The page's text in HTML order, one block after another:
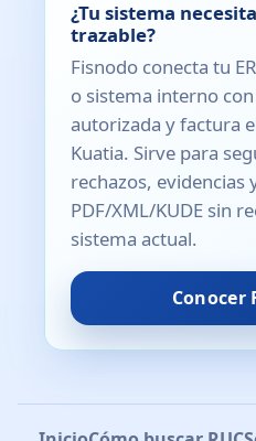
¿Tu sistema
trazable?
Fisnodo conecta tu
o sistema interno
autorizada y factura
Kuatia. Sirve para
rechazos, evidencias
PDF/XML/KUDE sin
sistema actual.
Conocer